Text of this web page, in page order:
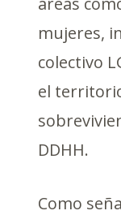
mujeres,
colectivo
el
DDHH.
Como